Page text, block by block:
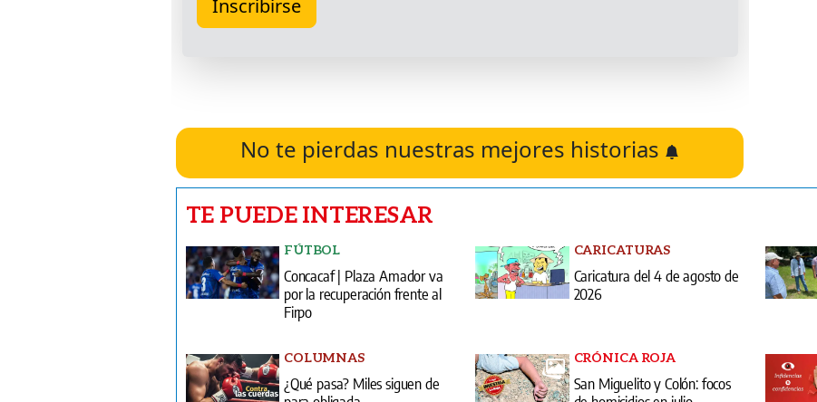
No te pierdas nuestras mejores historias
TE PUEDE INTERESAR
FÚTBOL
Concacaf | Plaza Amador va
por la recuperación frente al
Firpo
CARICATURAS
Caricatura del 4 de agosto de
2026
COLUMNAS
¿Qué pasa? Miles siguen de
CRÓNICA ROJA
San Miguelito y Colón: focos